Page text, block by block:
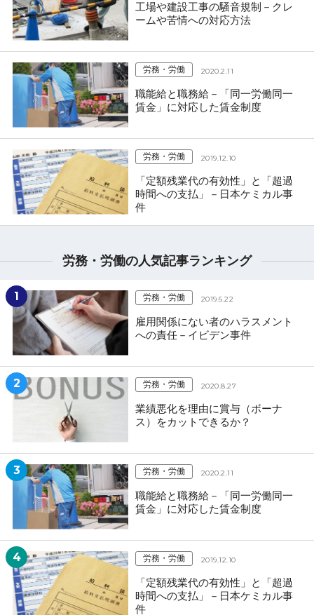
工場や建設工事の騒音規制－クレ
ームや苦情への対応方法
労務・労働 2020.2.11
職能給と職務給－「同一労働同一
賃金」に対応した賃金制度
労務・労働 2019.12.10
「定額残業代の有効性」と「超過
時間への支払」－日本ケミカル事
件
労務・労働の人気記事ランキング
労務・労働 2019.6.22
雇用関係にない者のハラスメント
への責任－イビデン事件
1
労務・労働 2020.8.27
業績悪化を理由に賞与（ボーナ
ス）をカットできるか？
2
労務・労働 2020.2.11
職能給と職務給－「同一労働同一
賃金」に対応した賃金制度
3
労務・労働 2019.12.10
「定額残業代の有効性」と「超過
時間への支払」－日本ケミカル事
件
4